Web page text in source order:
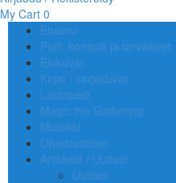
My Cart 0
Etusivu
Pelit, konsolit ja tarvikkeet
Elokuvat
Kirjat / sarjakuvat
Lautapelit
Magic the Gathering
Musiikki
Oheistuotteet
Artikkelit / Uutiset
Uutiset